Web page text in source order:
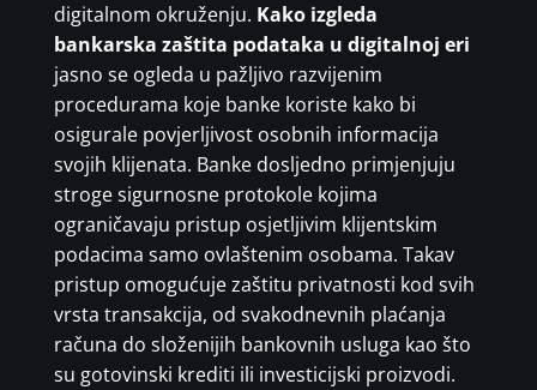
digitalnom okruženju. Kako izgleda
bankarska zaštita podataka u digitalnoj eri
jasno se ogleda u pažljivo razvijenim
procedurama koje banke koriste kako bi
osigurale povjerljivost osobnih informacija
svojih klijenata. Banke dosljedno primjenjuju
stroge sigurnosne protokole kojima
ograničavaju pristup osjetljivim klijentskim
podacima samo ovlaštenim osobama. Takav
pristup omogućuje zaštitu privatnosti kod svih
vrsta transakcija, od svakodnevnih plaćanja
računa do složenijih bankovnih usluga kao što
su gotovinski krediti ili investicijski proizvodi.